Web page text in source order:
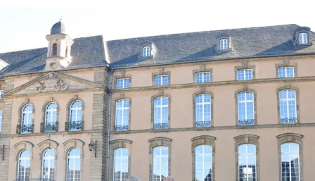
Echternachs. Anschließend führt die Tour
durch die Außenanlagen der einstigen Abtei,
die über Jahrhunderte als das geistige und
kulturelle Zentrum der Region galt. Den
Abschluss bildet der historische Marktplatz,
der seit Jahrhunderten ein lebendiger
Treffpunkt für Handel, Begegnung und Feste
ist.